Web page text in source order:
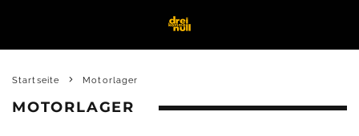
Startseite Motorlager
MOTORLAGER